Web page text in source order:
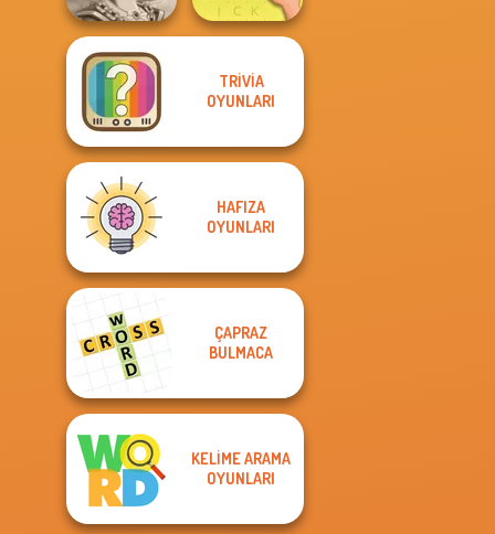
Words With Prof.
Wisely
TRIVIA
OYUNLARI
HAFIZA
OYUNLARI
ÇAPRAZ
BULMACA
KELIME ARAMA
OYUNLARI